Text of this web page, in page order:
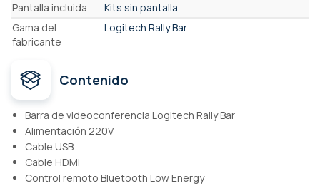
Pantalla incluida
Kits sin pantalla
Gama del
fabricante
Logitech Rally Bar
Contenido
Barra de videoconferencia Logitech Rally Bar
Alimentación 220V
Cable USB
Cable HDMI
Control remoto Bluetooth Low Energy